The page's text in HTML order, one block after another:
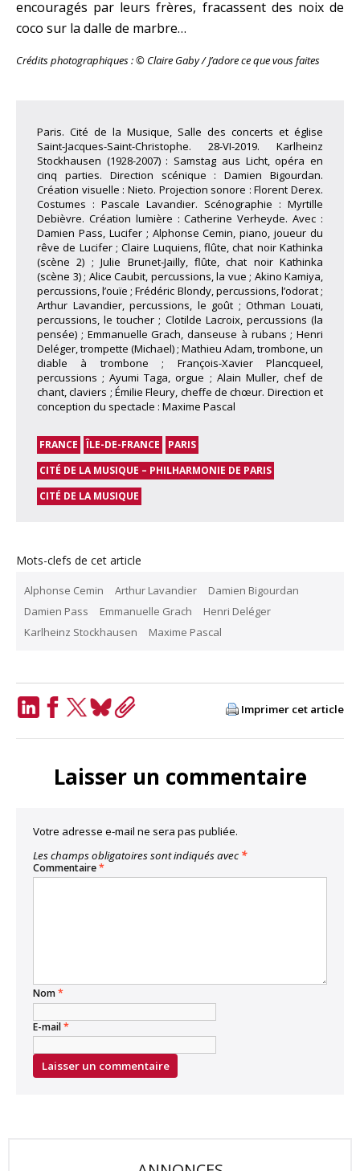
encouragés par leurs frères, fracassent des noix de
coco sur la dalle de marbre…
Crédits photographiques : © Claire Gaby / J’adore ce que vous faites
Paris. Cité de la Musique, Salle des concerts et église
Saint-Jacques-Saint-Christophe. 28-VI-2019. Karlheinz
Stockhausen (1928-2007) : Samstag aus Licht, opéra en
cinq parties. Direction scénique : Damien Bigourdan.
Création visuelle : Nieto. Projection sonore : Florent Derex.
Costumes : Pascale Lavandier. Scénographie : Myrtille
Debièvre. Création lumière : Catherine Verheyde. Avec :
Damien Pass, Lucifer ; Alphonse Cemin, piano, joueur du
rêve de Lucifer ; Claire Luquiens, flûte, chat noir Kathinka
(scène 2) ; Julie Brunet-Jailly, flûte, chat noir Kathinka
(scène 3) ; Alice Caubit, percussions, la vue ; Akino Kamiya,
percussions, l’ouïe ; Frédéric Blondy, percussions, l’odorat ;
Arthur Lavandier, percussions, le goût ; Othman Louati,
percussions, le toucher ; Clotilde Lacroix, percussions (la
pensée) ; Emmanuelle Grach, danseuse à rubans ; Henri
Deléger, trompette (Michael) ; Mathieu Adam, trombone, un
diable à trombone ; François-Xavier Plancqueel,
percussions ; Ayumi Taga, orgue ; Alain Muller, chef de
chant, claviers ; Émilie Fleury, cheffe de chœur. Direction et
conception du spectacle : Maxime Pascal
FRANCE ÎLE-DE-FRANCE
PARIS
CITÉ DE LA MUSIQUE – PHILHARMONIE DE PARIS
CITÉ DE LA MUSIQUE
Mots-clefs de cet article
Alphonse Cemin Arthur Lavandier
Damien Bigourdan
Damien Pass
Emmanuelle Grach
Henri Deléger
Karlheinz Stockhausen
Maxime Pascal
Imprimer cet article
Laisser un commentaire
Votre adresse e-mail ne sera pas publiée.
Les champs obligatoires sont indiqués avec *
Commentaire*
Nom*
E-mail*